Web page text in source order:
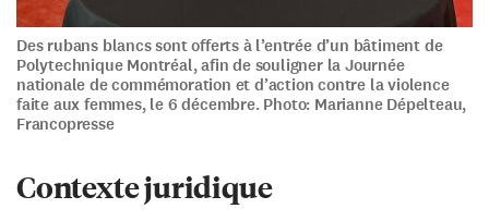
Des rubans blancs sont offerts à l’entrée d’un bâtiment de
Polytechnique Montréal, afin de souligner la Journée
nationale de commémoration et d’action contre la violence
faite aux femmes, le 6 décembre. Photo: Marianne Dépelteau,
Francopresse
Contexte juridique